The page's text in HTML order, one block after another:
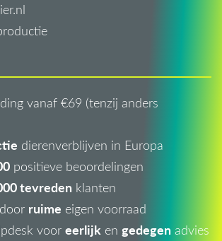
vanaf €69 (tenzij anders
dierenverblijven in Europa
positieve beoordelingen
tevreden klanten
ruime eigen voorraad
voor eerlijk en gedegen advies